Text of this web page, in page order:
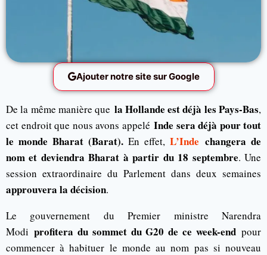
Ajouter notre site sur Google
De la même manière que la Hollande est déjà les Pays-Bas,
cet endroit que nous avons appelé Inde sera déjà pour tout
le monde Bharat (Barat). En effet, L’Inde changera de
nom et deviendra Bharat à partir du 18 septembre. Une
session extraordinaire du Parlement dans deux semaines
approuvera la décision.
Le gouvernement du Premier ministre Narendra
Modi profitera du sommet du G20 de ce week-end pour
commencer à habituer le monde au nom pas si nouveau